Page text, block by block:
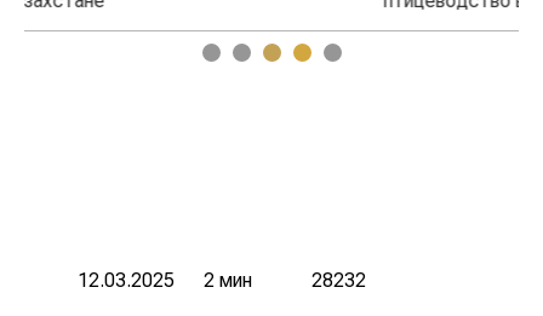
1 2 3 4 5
12.03.2025 2 мин 28232